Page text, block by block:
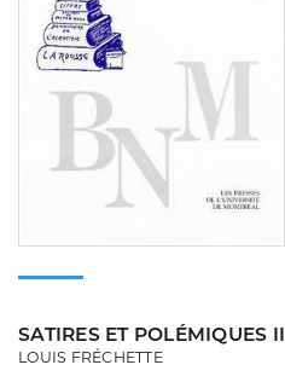
SATIRES ET POLÉMIQUES II
LOUIS FRÉCHETTE